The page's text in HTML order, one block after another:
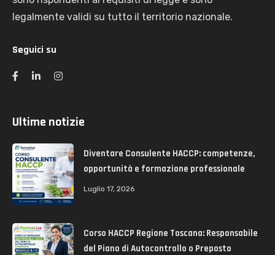
legalmente validi su tutto il territorio nazionale.
Seguici su
Ultime notizie
Diventare Consulente HACCP: competenze,
opportunità e formazione professionale
Luglio 17, 2026
Corso HACCP Regione Toscana: Responsabile
del Piano di Autocontrollo o Preposto